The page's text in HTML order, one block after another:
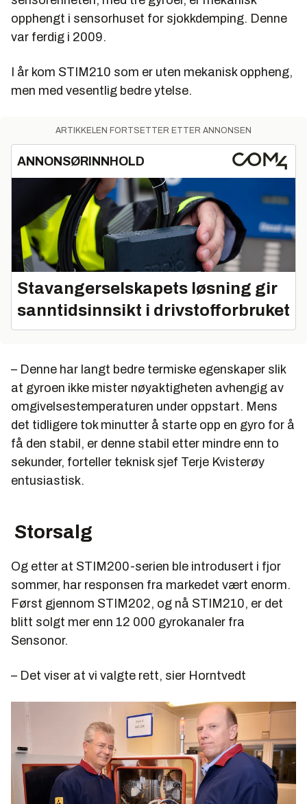
opphengt i sensorhuset for sjokkdemping. Denne
var ferdig i 2009.
I år kom STIM210 som er uten mekanisk oppheng,
men med vesentlig bedre ytelse.
ARTIKKELEN FORTSETTER ETTER ANNONSEN
ANNONSØRINNHOLD
Stavangerselskapets løsning gir
sanntidsinnsikt i drivstofforbruket
– Denne har langt bedre termiske egenskaper slik
at gyroen ikke mister nøyaktigheten avhengig av
omgivelsestemperaturen under oppstart. Mens
det tidligere tok minutter å starte opp en gyro for å
få den stabil, er denne stabil etter mindre enn to
sekunder, forteller teknisk sjef Terje Kvisterøy
entusiastisk.
Storsalg
Og etter at STIM200-serien ble introdusert i fjor
sommer, har responsen fra markedet vært enorm.
Først gjennom STIM202, og nå STIM210, er det
blitt solgt mer enn 12 000 gyrokanaler fra
Sensonor.
– Det viser at vi valgte rett, sier Horntvedt